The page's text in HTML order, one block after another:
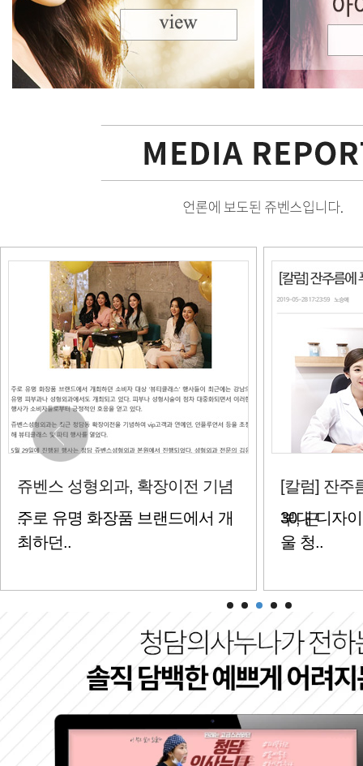
[칼럼] 잔주름에 푸석푸석한 피
부, 근
30대 디자이너 안재영씨(가명, 서
울 청..
[칼럼] 다양
하..
100세 시대
강하게..